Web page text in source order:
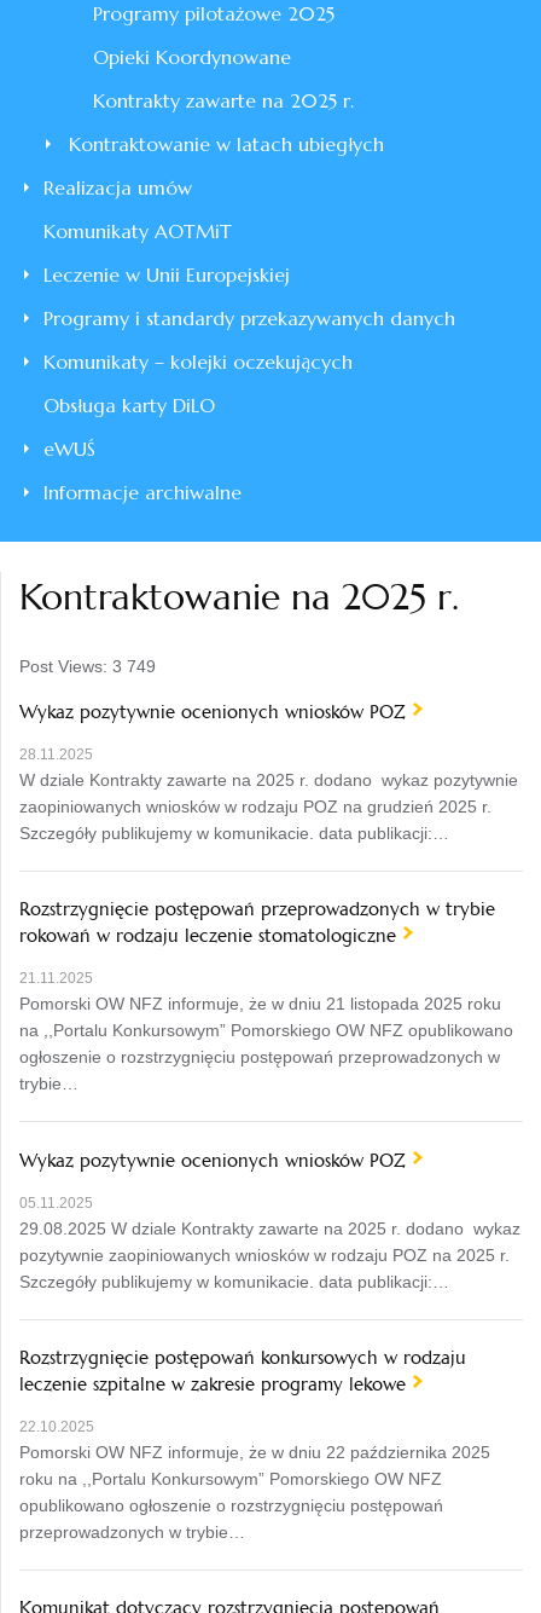
Programy pilotażowe 2025
Opieki Koordynowane
Kontrakty zawarte na 2025 r.
Kontraktowanie w latach ubiegłych
Realizacja umów
Komunikaty AOTMiT
Leczenie w Unii Europejskiej
Programy i standardy przekazywanych danych
Komunikaty – kolejki oczekujących
Obsługa karty DiLO
eWUŚ
Informacje archiwalne
Kontraktowanie na 2025 r.
Post Views: 3 749
Wykaz pozytywnie ocenionych wniosków POZ
28.11.2025
W dziale Kontrakty zawarte na 2025 r. dodano wykaz pozytywnie
zaopiniowanych wniosków w rodzaju POZ na grudzień 2025 r.
Szczegóły publikujemy w komunikacie. data publikacji:…
Rozstrzygnięcie postępowań przeprowadzonych w trybie
rokowań w rodzaju leczenie stomatologiczne
21.11.2025
Pomorski OW NFZ informuje, że w dniu 21 listopada 2025 roku
na ,,Portalu Konkursowym” Pomorskiego OW NFZ opublikowano
ogłoszenie o rozstrzygnięciu postępowań przeprowadzonych w
trybie…
Wykaz pozytywnie ocenionych wniosków POZ
05.11.2025
29.08.2025 W dziale Kontrakty zawarte na 2025 r. dodano wykaz
pozytywnie zaopiniowanych wniosków w rodzaju POZ na 2025 r.
Szczegóły publikujemy w komunikacie. data publikacji:…
Rozstrzygnięcie postępowań konkursowych w rodzaju
leczenie szpitalne w zakresie programy lekowe
22.10.2025
Pomorski OW NFZ informuje, że w dniu 22 października 2025
roku na ,,Portalu Konkursowym” Pomorskiego OW NFZ
opublikowano ogłoszenie o rozstrzygnięciu postępowań
przeprowadzonych w trybie…
Komunikat dotyczący rozstrzygnięcia postępowań